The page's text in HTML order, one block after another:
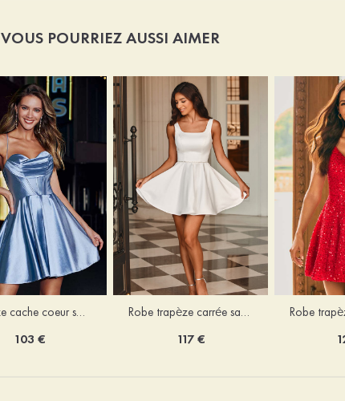
VOUS POURRIEZ AUSSI AIMER
Trapèze cache coeur soie comme du satin courte/mini robe de fête de la rentrée
103 €
Robe trapèze carrée satin courte/mini robe de fête de la rentrée
117 €